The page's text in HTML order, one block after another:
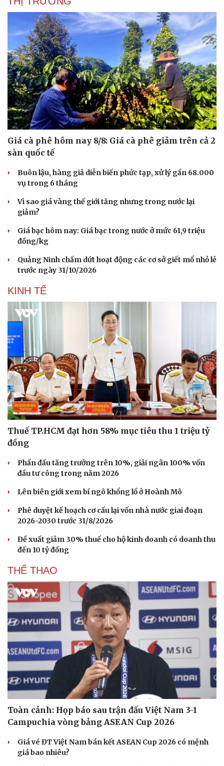
Du lịch
Tư vấn
Săn Tour
check-in
Podcast
Câu chuyện thời sự
Cửa sổ tình yêu
Giá cà phê hôm nay 8/8: Giá cà phê giảm trên cả 2
sàn quốc tế
Buôn lậu, hàng giả diễn biến phức tạp, xử lý gần 68.000
vụ trong 6 tháng
Vì sao giá vàng thế giới tăng nhưng trong nước lại
giảm?
Giá bạc hôm nay: Giá bạc trong nước ở mức 61,9 triệu
đồng/kg
Quảng Ninh chấm dứt hoạt động các cơ sở giết mổ nhỏ lẻ
trước ngày 31/10/2026
KINH TẾ
Thuế TP.HCM đạt hơn 58% mục tiêu thu 1 triệu tỷ
đồng
Phấn đấu tăng trưởng trên 10%, giải ngân 100% vốn
đầu tư công trong năm 2026
Lên biên giới xem bí ngô khổng lồ ở Hoành Mô
Phê duyệt kế hoạch cơ cấu lại vốn nhà nước giai đoạn
2026-2030 trước 31/8/2026
Đề xuất giảm 30% thuế cho hộ kinh doanh có doanh thu
đến 10 tỷ đồng
THỂ THAO
Toàn cảnh: Họp báo sau trận đấu Việt Nam 3-1
Campuchia vòng bảng ASEAN Cup 2026
Giá vé ĐT Việt Nam bán kết ASEAN Cup 2026 có mệnh
giá bao nhiêu?